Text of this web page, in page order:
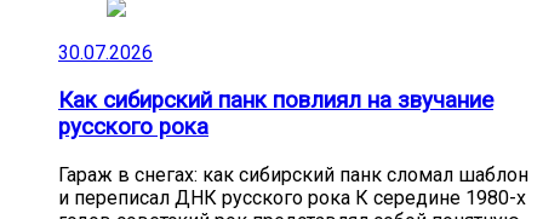
30.07.2026
Как сибирский панк повлиял на звучание
русского рока
Гараж в снегах: как сибирский панк сломал шаблон
и переписал ДНК русского рока К середине 1980-х